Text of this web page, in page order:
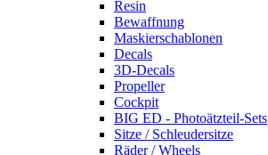
Resin
Bewaffnung
Maskierschablonen
Decals
3D-Decals
Propeller
Cockpit
BIG ED - Photoätzteil-Sets
Sitze / Schleudersitze
Räder / Wheels